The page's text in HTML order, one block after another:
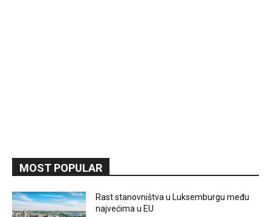
MOST POPULAR
Rast stanovništva u Luksemburgu među
najvećima u EU